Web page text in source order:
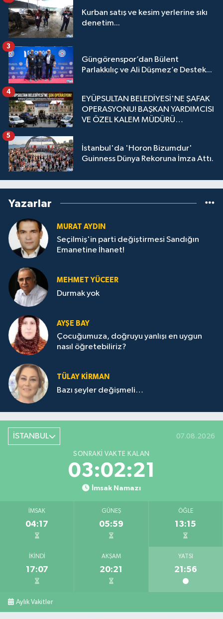
Kurban satış ve kesim yerlerine sıkı
denetim...
Güngörenspor’dan Bülent
Parlakkılıç ve Ali Düşmez’e Destek...
3
EYÜPSULTAN BELEDİYESİ'NE ŞAFAK
OPERASYONU! BAŞKAN YARDIMCISI
VE ÖZEL KALEM MÜDÜRÜ
4
İstanbul'da 'Horon Bizumdur'
Guinness Dünya Rekoruna İmza Attı.
5
Yazarlar
MURAT AYDIN
Seçilmiş'in parti değiştirmesi Sandığın
Emanetine İhanet!
MEHMET YÜCEER
Durmak yok
AYŞE BAY
Çocuğumuza, doğruyu yanlışı en uygun
nasıl öğretebiliriz?
TÜLAY KİRMAN
Bazı şeyler değişmeli…
İSTANBUL 07.08.2026
SONRAKI VAKTE KALAN
03:02:21
İmsak Namazı
İMSAK
04:17
GÜNEŞ
05:59
ÖĞLE
13:15
İKINDI
17:07
AKŞAM
20:21
YATSI
21:56
Aylık Vakitler